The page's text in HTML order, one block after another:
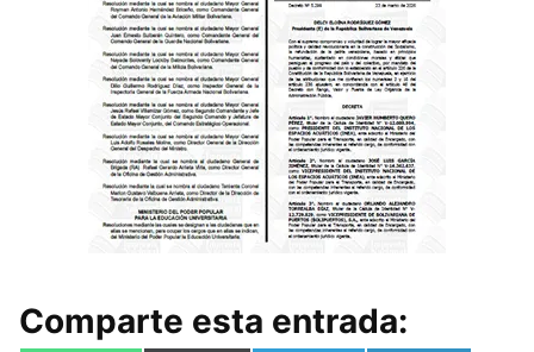
Comparte esta entrada: